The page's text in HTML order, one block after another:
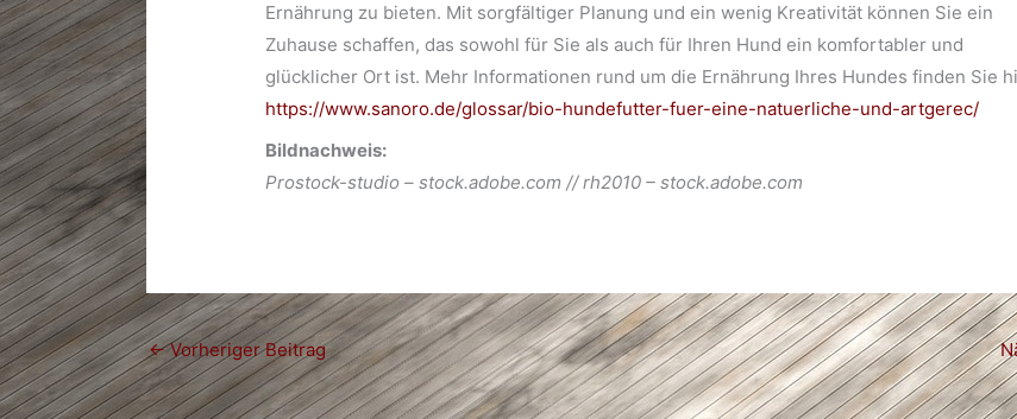
Ernährung zu bieten. Mit sorgfältiger Planung und ein wenig Kreativität können Sie ein
Zuhause schaffen, das sowohl für Sie als auch für Ihren Hund ein komfortabler und
glücklicher Ort ist. Mehr Informationen rund um die Ernährung Ihres Hundes finden Sie
https://www.sanoro.de/glossar/bio-hundefutter-fuer-eine-natuerliche-und-artgerec/
Bildnachweis:
Prostock-studio – stock.adobe.com // rh2010 – stock.adobe.com
←Vorheriger Beitrag